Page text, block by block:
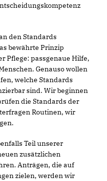
den Standards
bewährte Prinzip
Pflege: passgenaue Hilfe,
Genauso wollen
welche Standards
sind. Wir beginnen
die Standards der
Routinen, wir
Teil unserer
zusätzlichen
Anträgen, die auf
zielen, werden wir